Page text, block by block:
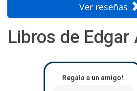
Ver reseñas
Libros de Edgar
Regala a un amigo!